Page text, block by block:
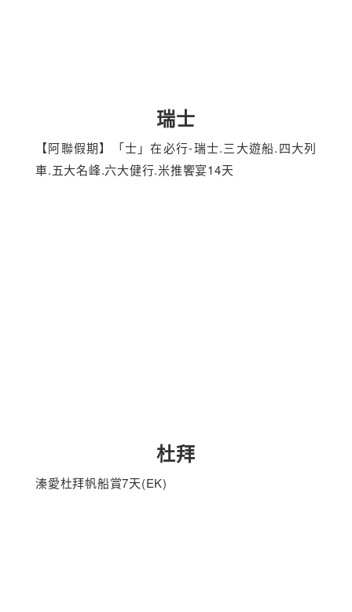
瑞士
【阿聯假期】「士」在必行-瑞士.三大遊船.四大列
車.五大名峰.六大健行.米推饗宴14天
杜拜
溱愛杜拜帆船賞7天(EK)